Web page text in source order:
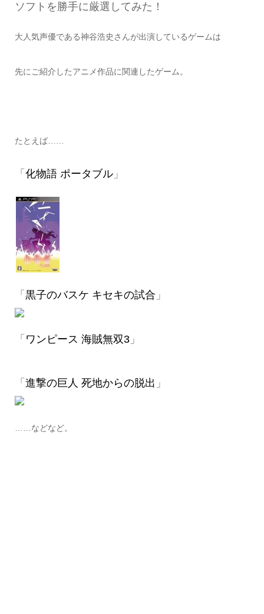
ソフトを勝手に厳選してみた！
大人気声優である神谷浩史さんが出演しているゲームは
先にご紹介したアニメ作品に関連したゲーム。
たとえば……
「 化物語 ポータブル」
「 黒子のバスケ キセキの試合 」
「 ワンピース 海賊無双3」
「 進撃の巨人 死地からの脱出 」
……などなど。